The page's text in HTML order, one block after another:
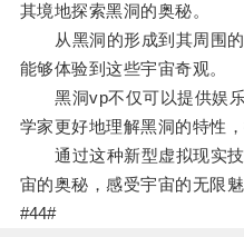
其境地探索黑洞的奥秘。
从黑洞的形成到其周围的
能够体验到这些宇宙奇观。
黑洞vp不仅可以提供娱乐
学家更好地理解黑洞的特性
通过这种新型虚拟现实技
宙的奥秘，感受宇宙的无限魅
#44#